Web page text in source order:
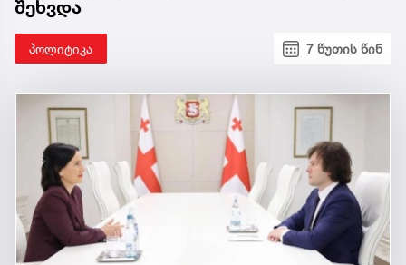
შეხვდა
პოლიტიკა 7 წუთის წინ